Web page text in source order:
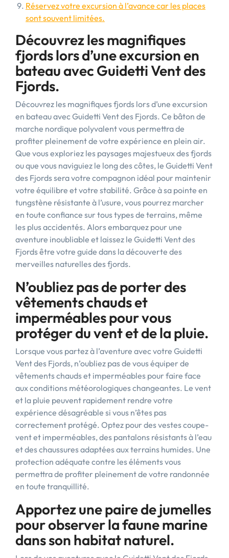
Réservez votre excursion à l’avance car les places
sont souvent limitées.
Découvrez les magnifiques
fjords lors d’une excursion en
bateau avec Guidetti Vent des
Fjords.
Découvrez les magnifiques fjords lors d’une excursion
en bateau avec Guidetti Vent des Fjords. Ce bâton de
marche nordique polyvalent vous permettra de
profiter pleinement de votre expérience en plein air.
Que vous exploriez les paysages majestueux des fjords
ou que vous naviguiez le long des côtes, le Guidetti Vent
des Fjords sera votre compagnon idéal pour maintenir
votre équilibre et votre stabilité. Grâce à sa pointe en
tungstène résistante à l’usure, vous pourrez marcher
en toute confiance sur tous types de terrains, même
les plus accidentés. Alors embarquez pour une
aventure inoubliable et laissez le Guidetti Vent des
Fjords être votre guide dans la découverte des
merveilles naturelles des fjords.
N’oubliez pas de porter des
vêtements chauds et
imperméables pour vous
protéger du vent et de la pluie.
Lorsque vous partez à l’aventure avec votre Guidetti
Vent des Fjords, n’oubliez pas de vous équiper de
vêtements chauds et imperméables pour faire face
aux conditions météorologiques changeantes. Le vent
et la pluie peuvent rapidement rendre votre
expérience désagréable si vous n’êtes pas
correctement protégé. Optez pour des vestes coupe-
vent et imperméables, des pantalons résistants à l’eau
et des chaussures adaptées aux terrains humides. Une
protection adéquate contre les éléments vous
permettra de profiter pleinement de votre randonnée
en toute tranquillité.
Apportez une paire de jumelles
pour observer la faune marine
dans son habitat naturel.